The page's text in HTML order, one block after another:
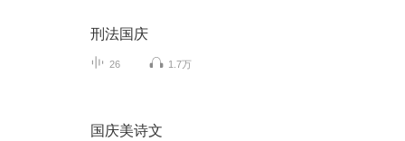
刑法国庆
26 1.7万
国庆美诗文